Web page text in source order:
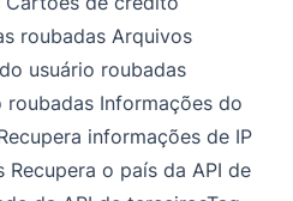
roubadas Arquivos
usuário roubadas
Informações do
informações de IP
Recupera o país da API de